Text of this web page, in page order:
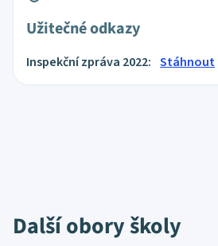
Užitečné odkazy
Inspekční zpráva 2022: Stáhnout
Další obory školy